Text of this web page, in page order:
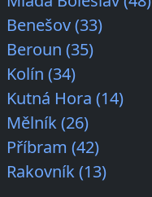
Benešov (33)
Beroun (35)
Kolín (34)
Kutná Hora (14)
Mělník (26)
Příbram (42)
Rakovník (13)